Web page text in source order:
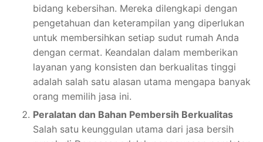
bidang kebersihan. Mereka dilengkapi dengan
pengetahuan dan keterampilan yang diperlukan
untuk membersihkan setiap sudut rumah Anda
dengan cermat. Keandalan dalam memberikan
layanan yang konsisten dan berkualitas tinggi
adalah salah satu alasan utama mengapa banyak
orang memilih jasa ini.
Peralatan dan Bahan Pembersih Berkualitas
Salah satu keunggulan utama dari jasa bersih